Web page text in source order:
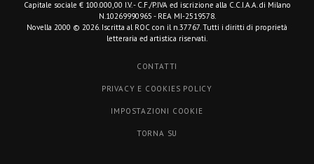
Capitale sociale € 100.000,00 I.V. - C.F./P.IVA ed iscrizione alla C.C.I.A.A. di Milano
N.10269990965 - REA MI-2519578.
Novella 2000 © 2026. Iscritta al ROC con il n.37767. Tutti i diritti di proprietà
letteraria ed artistica riservati.
CONTATTI
PRIVACY E COOKIES POLICY
IMPOSTAZIONI COOKIE
TORNA SU